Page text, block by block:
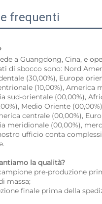
frequenti
a Guangdong, Cina, e
di sbocco sono: Nord
(30,00%), Europa
(10,00%), America
sud-orientale (00,00%),
Medio Oriente
centrale (00,00%),
meridionale (00,00%),
ufficio conta
la qualità?
pre-produzione
massa;
finale prima della